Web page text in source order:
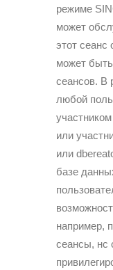
режиме
может
этот сеанс
может быть
сеансов. В
любой
или
или
базе
например,
сеансы, нс